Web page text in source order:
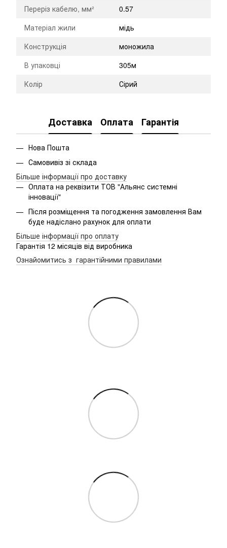
Переріз кабелю, мм²
0.57
Матеріал жили
мідь
Конструкція
моножила
В упаковці
305м
Колір
Сірий
Доставка Оплата Гарантія
Нова Пошта
Самовивіз зі склада
Більше інформації про доставку
Оплата на реквізити ТОВ "Альянс системні
інновації"
Після розміщення та погодження замовлення Вам
буде надіслано рахунок для оплати
Більше інформації про оплату
Гарантія 12 місяців від виробника
Ознайомитись з гарантійними правилами